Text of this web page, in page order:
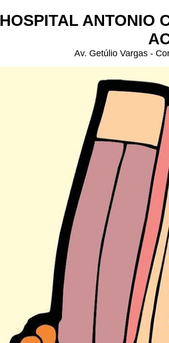
HOSPITAL ANTONIO
Av. Getúlio Vargas -